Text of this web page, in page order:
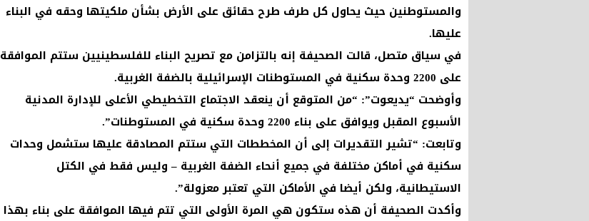
والمستوطنين حيث يحاول كل طرف طرح حقائق على الأرض بشأن ملكيتها وحقه في البناء
عليها.
في سياق متصل، قالت الصحيفة إنه بالتزامن مع تصريح البناء للفلسطينيين ستتم الموافقة
على 2200 وحدة سكنية في المستوطنات الإسرائيلية بالضفة الغربية.
وأوضحت “يديعوت”: “من المتوقع أن ينعقد الاجتماع التخطيطي الأعلى للإدارة المدنية
الأسبوع المقبل ويوافق على بناء 2200 وحدة سكنية في المستوطنات”.
وتابعت: “تشير التقديرات إلى أن المخططات التي ستتم المصادقة عليها ستشمل وحدات
سكنية في أماكن مختلفة في جميع أنحاء الضفة الغربية – وليس فقط في الكتل
الاستيطانية، ولكن أيضا في الأماكن التي تعتبر معزولة”.
وأكدت الصحيفة أن هذه ستكون هي المرة الأولى التي تتم فيها الموافقة على بناء بهذا